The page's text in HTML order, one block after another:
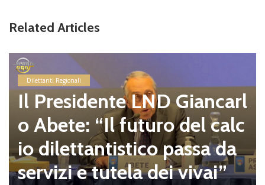
Related Articles
Dilettanti Serie D
Coppa Italia Serie D, gli ab
binamenti dei preliminari
e del primo turno in progr
amma il 23 e il 30 agosto
alle 16.00